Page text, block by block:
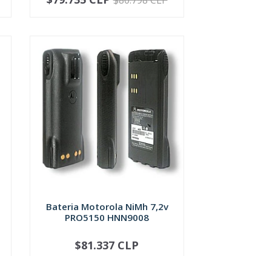
+
-
Bateria Motorola NiMh 7,2v
PRO5150 HNN9008
+
$81.337 CLP